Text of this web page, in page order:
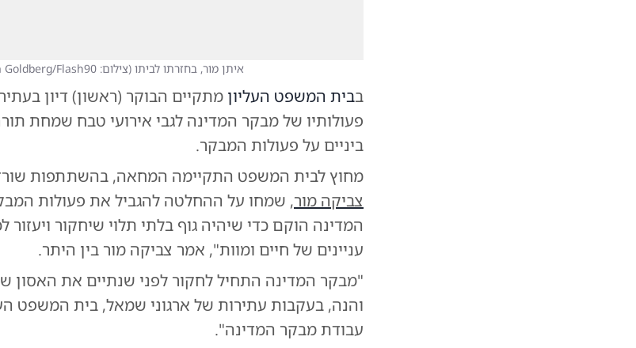
איתן מור, בחזרתו לביתו (צילום: Chaim Goldberg/Flash90
בבית המשפט העליון מתקיים הבוקר (ראשון) דיון
פעולותיו של מבקר המדינה לגבי אירועי טבח שמחת
ביניים על פעולות המבקר.
מחוץ לבית המשפט התקיימה המחאה, בהשתתפות
צביקה מור, שמחו על ההחלטה להגביל את פעולות
המדינה הוקם כדי שיהיה גוף בלתי תלוי שיחקור ויעזור
עניינים של חיים ומוות", אמר צביקה מור בין היתר.
"מבקר המדינה התחיל לחקור לפני שנתיים את האסון
והנה, בעקבות עתירות של ארגוני שמאל, בית המשפט
עבודת מבקר המדינה".